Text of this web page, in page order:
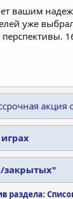
вашим
уже
закрытых"